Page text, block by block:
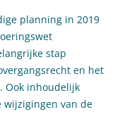
planning in 2019
stap
en het
Ook inhoudelijk
wijzigingen van de